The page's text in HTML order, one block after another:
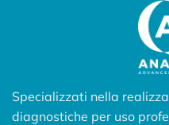
Specializzati nella
diagnostiche per uso